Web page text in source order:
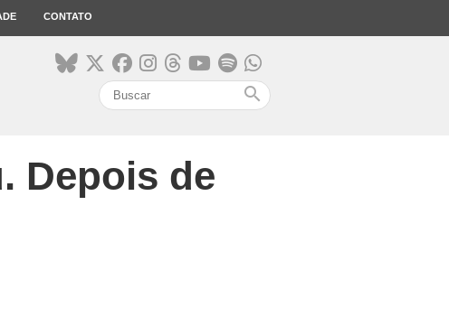
CONTATO
search
Depois de